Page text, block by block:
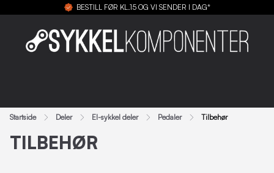
BESTILL FØR KL.15 OG VI SENDER I DAG*
Startside Deler El-sykkel deler Pedaler Tilbehør
TILBEHØR